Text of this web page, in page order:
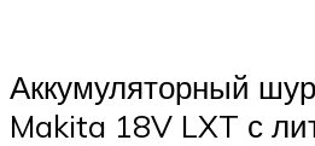
Аккумуляторный
Makita 18V LXT с